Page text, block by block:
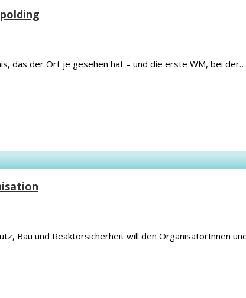
das der Ort je gesehen hat – und die erste WM, bei der…
Bau und Reaktorsicherheit will den OrganisatorInnen